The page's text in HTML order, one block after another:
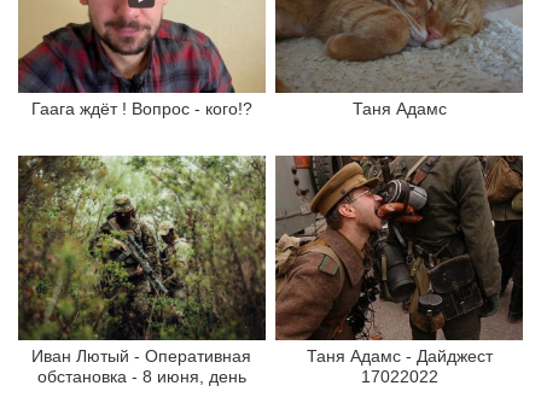
Гаага ждёт ! Вопрос - кого!? Таня Адамс
Иван Лютый - Оперативная
обстановка - 8 июня, день
Таня Адамс - Дайджест
17022022